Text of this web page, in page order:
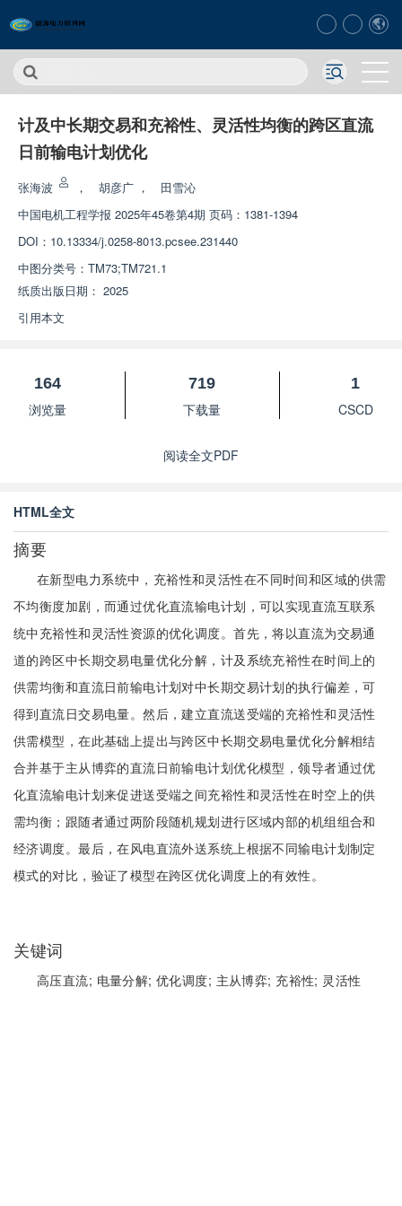
计及中长期交易和充裕性、灵活性均衡的跨区直流
日前输电计划优化
张海波 ， 胡彦广 ，
田雪沁
中国电机工程学报 2025年45卷第4期 页码：1381-1394
DOI： 10.13334/j.0258-8013.pcsee.231440
中图分类号： TM73;TM721.1
纸质出版日期： 2025
引用本文
164
浏览量
719
下载量
1
CSCD
阅读全文PDF
HTML全文
摘要
在新型电力系统中，充裕性和灵活性在不同时间和区域的供需
不均衡度加剧，而通过优化直流输电计划，可以实现直流互联系
统中充裕性和灵活性资源的优化调度。首先，将以直流为交易通
道的跨区中长期交易电量优化分解，计及系统充裕性在时间上的
供需均衡和直流日前输电计划对中长期交易计划的执行偏差，可
得到直流日交易电量。然后，建立直流送受端的充裕性和灵活性
供需模型，在此基础上提出与跨区中长期交易电量优化分解相结
合并基于主从博弈的直流日前输电计划优化模型，领导者通过优
化直流输电计划来促进送受端之间充裕性和灵活性在时空上的供
需均衡；跟随者通过两阶段随机规划进行区域内部的机组组合和
经济调度。最后，在风电直流外送系统上根据不同输电计划制定
模式的对比，验证了模型在跨区优化调度上的有效性。
关键词
高压直流; 电量分解;优化调度; 主从博弈; 充裕性; 灵活性